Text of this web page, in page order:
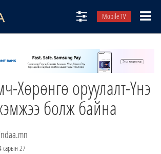
Mobile TV
Хөрөнгө оруулалт-Үнэ
болж байна
сарын 27